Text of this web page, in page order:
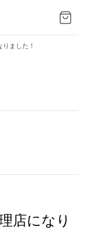
ました！
店になり